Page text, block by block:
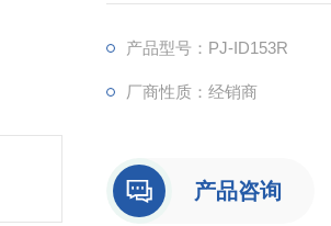
产品型号：PJ-ID153R
厂商性质：经销商
产品咨询